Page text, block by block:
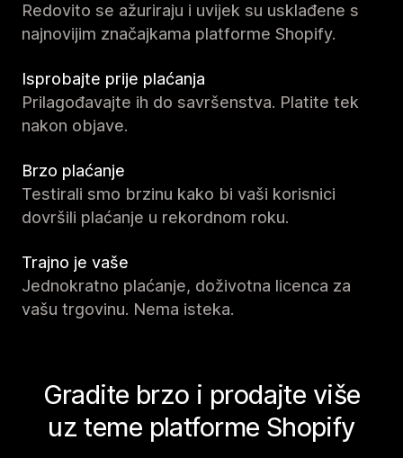
Redovito se ažuriraju i uvijek su usklađene s
najnovijim značajkama platforme Shopify.
Isprobajte prije plaćanja
Prilagođavajte ih do savršenstva. Platite tek
nakon objave.
Brzo plaćanje
Testirali smo brzinu kako bi vaši korisnici
dovršili plaćanje u rekordnom roku.
Trajno je vaše
Jednokratno plaćanje, doživotna licenca za
vašu trgovinu. Nema isteka.
Gradite brzo i prodajte više
uz teme platforme Shopify